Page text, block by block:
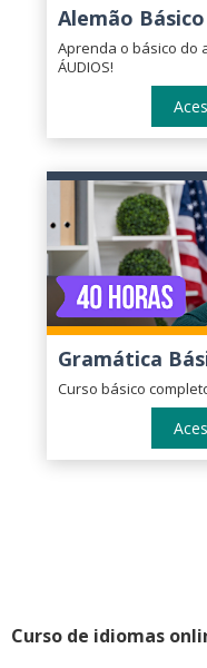
Alemão Básico
Aprenda o básico do
ÁUDIOS!
Gramática
Curso básico
Curso de idiomas